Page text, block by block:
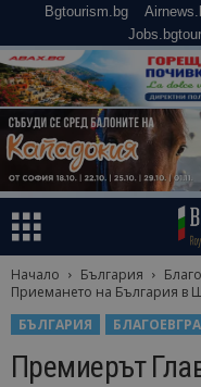
Bgtourism.bg
Начало България
Приемането на България в
БЪЛГАРИЯ
Премиерът